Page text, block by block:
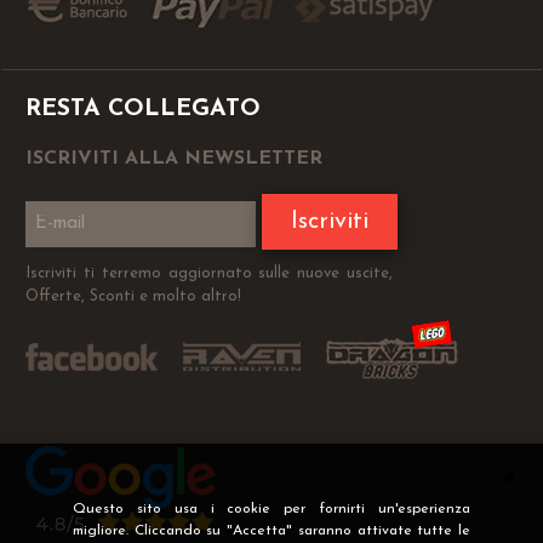
Questo sito usa i cookie per fornirti un'esperienza
migliore. Cliccando su "Accetta" saranno attivate tutte le
RESTA COLLEGATO
ISCRIVITI ALLA NEWSLETTER
Iscriviti
Iscriviti ti terremo aggiornato sulle nuove uscite,
Offerte, Sconti e molto altro!